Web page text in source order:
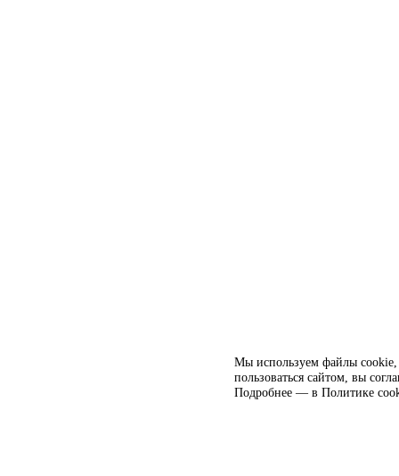
Мы используем файлы cookie,
пользоваться сайтом, вы
Подробнее — в Политике